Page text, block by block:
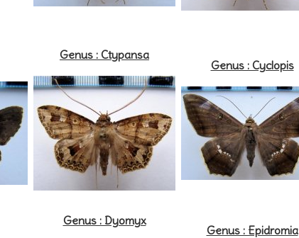
Genus : Ctypansa
Genus : Cyclopis
Genus : Dyomyx
Genus : Epidromia